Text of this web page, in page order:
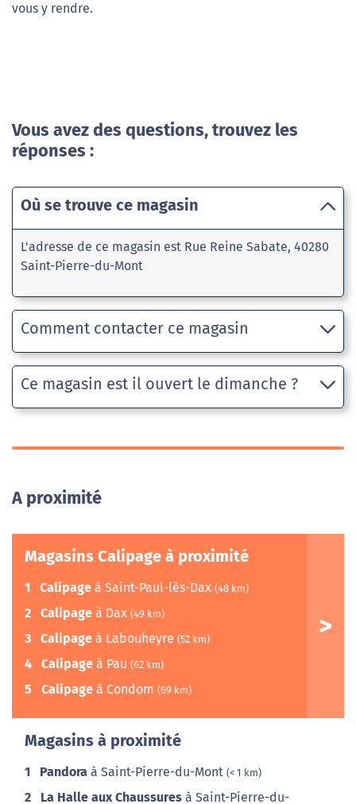
vous y rendre.
Vous avez des questions, trouvez les
réponses :
Où se trouve ce magasin
L'adresse de ce magasin est Rue Reine Sabate, 40280
Saint-Pierre-du-Mont
Comment contacter ce magasin
Ce magasin est il ouvert le dimanche ?
A proximité
Magasins Calipage à proximité
1 Calipage à Saint-Paul-lès-Dax (48 km)
2 Calipage à Dax (49 km)
3 Calipage à Labouheyre (52 km)
4 Calipage à Pau (62 km)
5 Calipage à Condom (69 km)
Magasins à proximité
1 Pandora à Saint-Pierre-du-Mont (< 1 km)
2 La Halle aux Chaussures à Saint-Pierre-du-